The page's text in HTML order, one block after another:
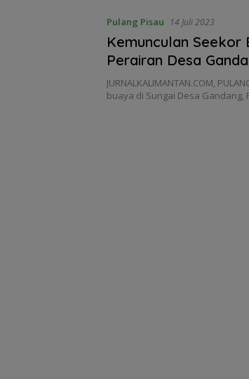
Pulang Pisau 14 Juli 2023
Kemunculan Seekor
Perairan Desa
Warga
JURNALKALIMANTAN.COM,
buaya di Sungai Desa